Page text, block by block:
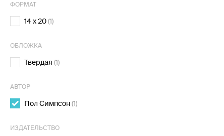
ФОРМАТ
14 x 20(1)
ОБЛОЖКА
Твердая (1)
АВТОР
Пол Симпсон(1)
ИЗДАТЕЛЬСТВО